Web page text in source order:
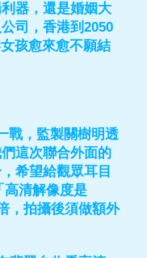
器，還是婚姻大
司，香港到2050
孩愈來愈不願結
戰，監製關樹明透
這次聯合外面的
希望給觀眾耳目
高清解像度是
，拍攝後須做額外